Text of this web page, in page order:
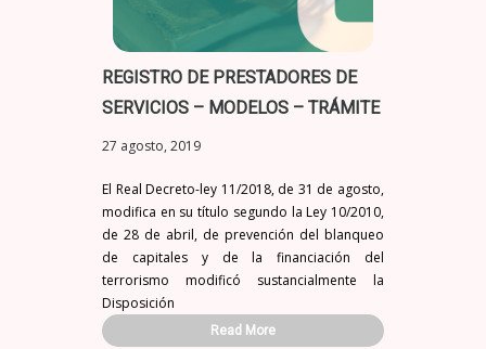
REGISTRO DE PRESTADORES DE
SERVICIOS – MODELOS – TRÁMITE
27 agosto, 2019
El Real Decreto-ley 11/2018, de 31 de agosto,
modifica en su título segundo la Ley 10/2010,
de 28 de abril, de prevención del blanqueo
de capitales y de la financiación del
terrorismo modificó sustancialmente la
Disposición
Read More